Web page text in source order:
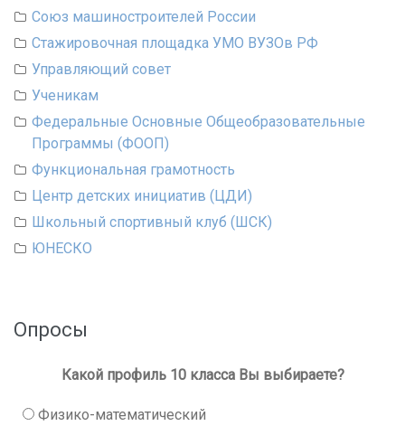
Союз машиностроителей России
Стажировочная площадка УМО ВУЗОв РФ
Управляющий совет
Ученикам
Федеральные Основные Общеобразовательные
Программы (ФООП)
Функциональная грамотность
Центр детских инициатив (ЦДИ)
Школьный спортивный клуб (ШСК)
ЮНЕСКО
Опросы
Какой профиль 10 класса Вы выбираете?
Физико-математический